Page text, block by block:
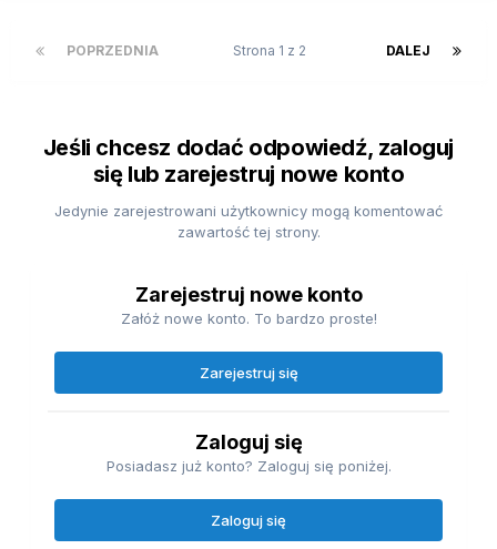
POPRZEDNIA DALEJ
Strona 1 z 2
Jeśli chcesz dodać odpowiedź, zaloguj
się lub zarejestruj nowe konto
Jedynie zarejestrowani użytkownicy mogą komentować
zawartość tej strony.
Zarejestruj nowe konto
Załóż nowe konto. To bardzo proste!
Zarejestruj się
Zaloguj się
Posiadasz już konto? Zaloguj się poniżej.
Zaloguj się